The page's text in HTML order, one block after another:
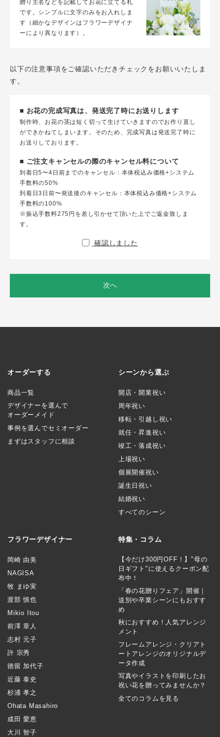
贈り主名などを記載してお花に立てる札
です。シンプルに文字のみをお入れしま
す（細かなデザインはフラワーデザイナ
ーにより異なります）。
以下の注意事項をご確認いただきチェックをお願いいたしま
す。
■ お花の完成写真は、発送完了時にお送りします
制作時、お花の茎は短く切って生けていきますのでお作り直し
ができかねてしまいます。そのため、完成写真は発送完了時に
お送りしております。
■ ご注文キャンセルの際のキャンセル料について
到着日5〜4日前までのキャンセル：本体税込み価格+システム
手数料の50%
到着日3日前〜発送後のキャンセル：本体税込み価格+システム
手数料の100%
※振込手数料275円を差し引かせて頂いた上でご返金致しま
す。
確認しました
次へ
オーダーする
商品一覧
デザイナーを選んで
オーダーメイド
事例を選んでセミオーダー
まずはスタッフに相談
シーンから選ぶ
開店・開業祝い
周年祝い
移転・引越し祝い
就任・昇進祝い
竣工・落成祝い
上場祝い
個展開催祝い
誕生日祝い
結婚祝い
すべてのシーン
フラワーデザイナー
岡崎 由美
NAGISA
牧 まゆ実
渡部 慎也
Mikio Itou
前澤 章人
志村 元子
許 宗秀
徳留 加代子
近藤 泰史
杉浦 孝之
Ohata Masahiro
成田 愛恵
大川 智子
特集・コラム
【今だけ300円OFF！】"母の
日ギフト"に使えるクーポン配
布中！
「春の花贈りフェア」開催｜
送別や卒業シーンにもおすす
め
秋におすすめ！人気アレンジ
メント
フレームアレンジ・クリアト
ートアレンジのオリジナルデ
ータ作成
写真やイラストを印刷したお
祝い花を贈ってみませんか？
全てのコラムを見る